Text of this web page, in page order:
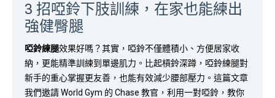
3 招啞鈴下肢訓練，在家也能練出
強健臀腿
啞鈴練腿效果好嗎？其實，啞鈴不僅體積小、方便居家收
納，更能精準訓練到單邊肌力。比起槓鈴深蹲，啞鈴練腿對
新手的重心掌握更友善，也能有效減少腰部壓力。這篇文章
我們邀請 World Gym 的 Chase 教官，利用一對啞鈴，教你